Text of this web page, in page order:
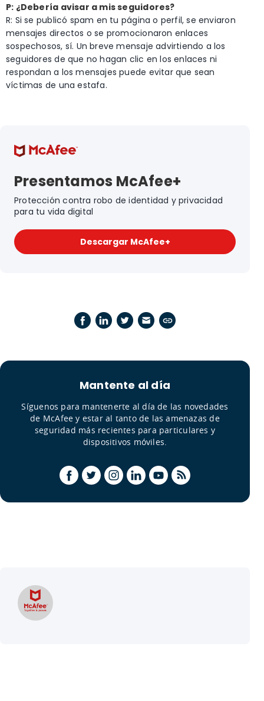
P: ¿Debería avisar a mis seguidores?
R: Si se publicó spam en tu página o perfil, se enviaron
mensajes directos o se promocionaron enlaces
sospechosos, sí. Un breve mensaje advirtiendo a los
seguidores de que no hagan clic en los enlaces ni
respondan a los mensajes puede evitar que sean
víctimas de una estafa.
Presentamos McAfee+
Protección contra robo de identidad y privacidad
para tu vida digital
Descargar McAfee+
Mantente al día
Síguenos para mantenerte al día de las novedades
de McAfee y estar al tanto de las amenazas de
seguridad más recientes para particulares y
dispositivos móviles.